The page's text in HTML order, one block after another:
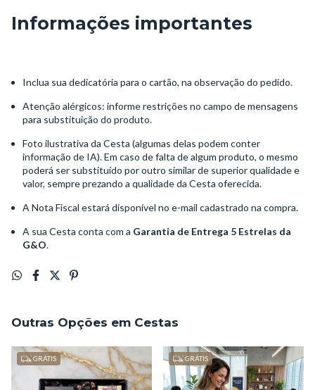
Informações importantes
Inclua sua dedicatória para o cartão, na observação do pedido.
Atenção alérgicos: informe restrições no campo de mensagens
para substituição do produto.
Foto ilustrativa da Cesta (algumas delas podem conter
informação de IA). Em caso de falta de algum produto, o mesmo
poderá ser substituído por outro similar de superior qualidade e
valor, sempre prezando a qualidade da Cesta oferecida.
A Nota Fiscal estará disponível no e-mail cadastrado na compra.
A sua Cesta conta com a Garantia de Entrega 5 Estrelas da
G&O.
Outras Opções em Cestas
GRÁTIS GRÁTIS